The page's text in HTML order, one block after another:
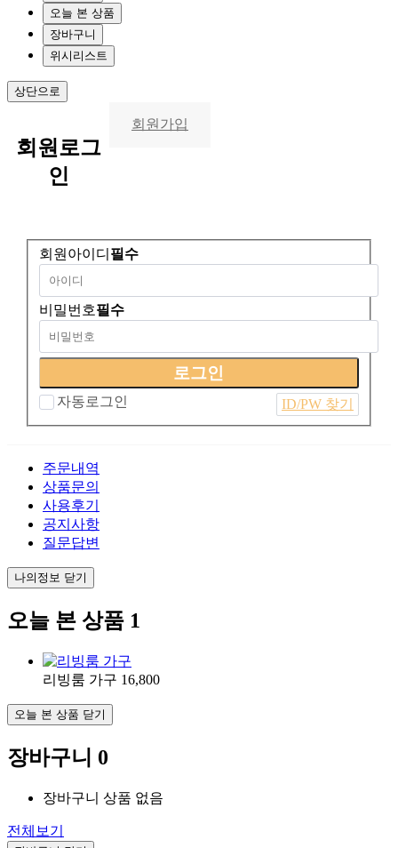
오늘 본 상품
장바구니
위시리스트
상단으로
회원 로그
인
회원가입
회원아이디 필수
비밀번호필수
자동로그인 ID/PW 찾기
주문내역
상품문의
사용후기
공지사항
질문답변
나의정보 닫기
오늘 본 상품 1
리빙룸 가구 16,800
오늘 본 상품 닫기
장바구니 0
장바구니 상품 없음
전체보기